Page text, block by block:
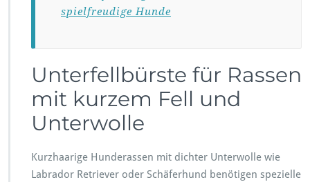
spielfreudige Hunde
Unterfellbürste für Rassen
mit kurzem Fell und
Unterwolle
Kurzhaarige Hunderassen mit dichter Unterwolle wie
Labrador Retriever oder Schäferhund benötigen spezielle